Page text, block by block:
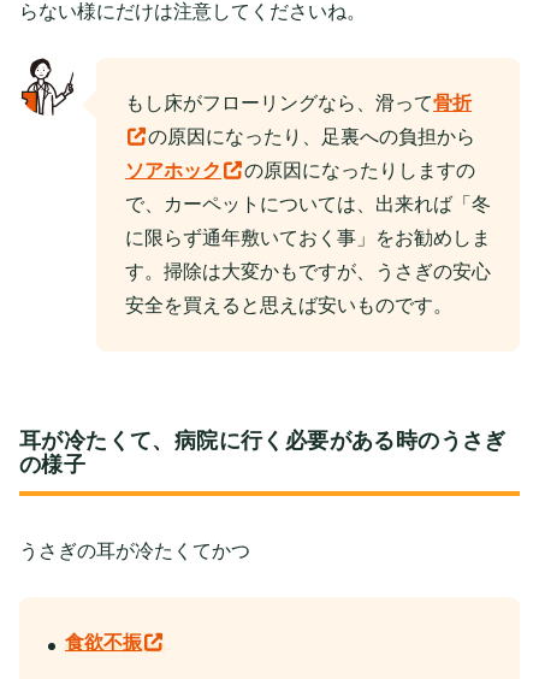
らない様にだけは注意してくださいね。
もし床がフローリングなら、滑って骨折
の原因になったり、足裏への負担から
ソアホック
の原因になったりしますの
で、カーペットについては、出来れば「冬
に限らず通年敷いておく事」をお勧めしま
す。掃除は大変かもですが、うさぎの安心
安全を買えると思えば安いものです。
耳が冷たくて、病院に行く必要がある時のうさぎ
の様子
うさぎの耳が冷たくてかつ
食欲不振